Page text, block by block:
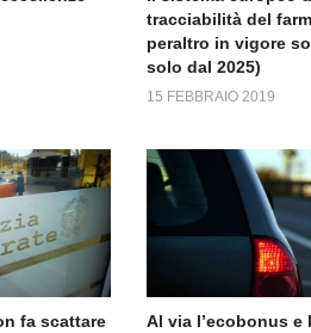
tracciabilità del
peraltro in vigore
solo dal 2025)
15 FEBBRAIO 2019
fa scattare
Al via l’ecobonus e